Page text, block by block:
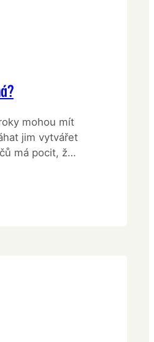
mohou mít
jim vytvářet
má pocit, že
ho